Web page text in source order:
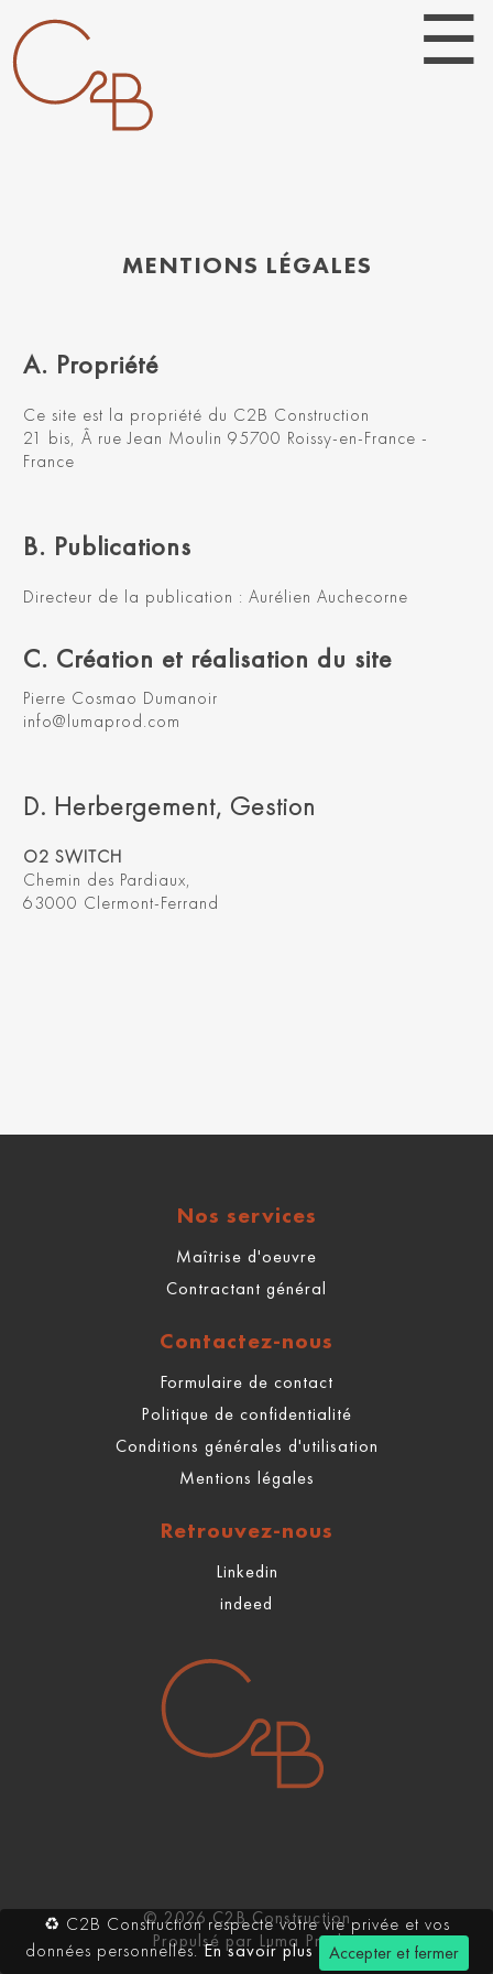
MENTIONS LÉGALES
A. Propriété
Ce site est la propriété du C2B Construction
21 bis, Â rue Jean Moulin 95700 Roissy-en-France -
France
B. Publications
Directeur de la publication : Aurélien Auchecorne
C. Création et réalisation du site
Pierre Cosmao Dumanoir
info@lumaprod.com
D. Herbergement, Gestion
O2 SWITCH
Chemin des Pardiaux,
63000 Clermont-Ferrand
Nos services
Maîtrise d'oeuvre
Contractant général
Contactez-nous
Formulaire de contact
Politique de confidentialité
Conditions générales d'utilisation
Mentions légales
Retrouvez-nous
Linkedin
indeed
© 2026 C2B Construction
Propulsé par Luma Prod
♻ C2B Construction respecte votre vie privée et vos
données personnelles.En savoir plus Accepter et fermer